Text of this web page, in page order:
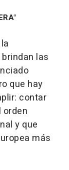
las
que hay
contar
orden
y que
más